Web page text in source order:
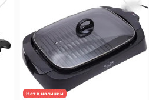
Нет в наличии